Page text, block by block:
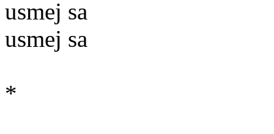
usmej sa
usmej sa
*